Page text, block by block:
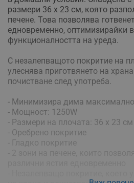
размери 36 x 23 см, която
печене. Това позволява
едновременно, оптимизирайки
функционалността на уреда.
С незалепващото покритие на
улеснява приготвянето на
почистване след употреба.
- Минимизира дима максимално
- Мощност: 1250W
- Размери на плочата: 36 x 23 см
- Оребрено покритие
- Гладко покритие